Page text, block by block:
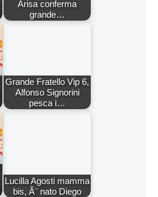
Arisa conferma
grande…
Grande Fratello Vip 6,
Alfonso Signorini
pesca i…
Lucilla Agosti mamma
bis, Ã¨ nato Diego